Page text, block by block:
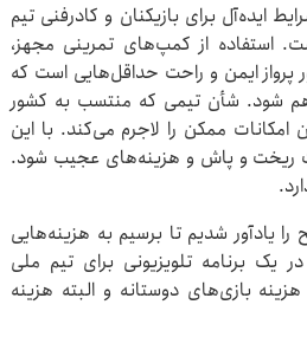
ایده‌آل برای بازیکنان و کادرفنی تیم
استفاده از کمپ‌های تمرینی مجهز،
ایمن و راحت حداقل‌هایی است که
شود. شأن تیمی که منتسب به کشور
امکانات ممکن را لاجرم می‌کند. با این
ریخت و پاش و هزینه‌های عجیب شود.
را یادآور شدیم تا برسیم به هزینه‌هایی
برنامه تلویزیونی برای تیم ملی
بازی‌های دوستانه و البته هزینه